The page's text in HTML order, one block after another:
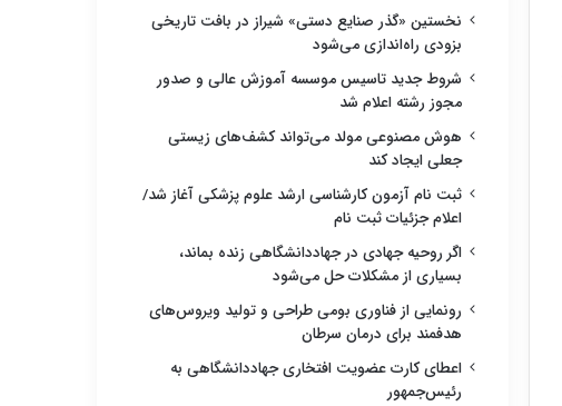
نخستین «گذر صنایع دستی» شیراز در بافت تاریخی
بزودی راه‌اندازی می‌شود
شروط جدید تاسیس موسسه آموزش عالی و صدور
مجوز رشته اعلام شد
هوش مصنوعی مولد می‌تواند کشف‌های زیستی
جعلی ایجاد کند
ثبت نام آزمون کارشناسی ارشد علوم پزشکی آغاز شد/
اعلام جزئیات ثبت نام
اگر روحیه جهادی در جهاددانشگاهی زنده بماند،
بسیاری از مشکلات حل می‌شود
رونمایی از فناوری بومی طراحی و تولید ویروس‌های
هدفمند برای درمان سرطان
اعطای کارت عضویت افتخاری جهاددانشگاهی به
رئیس‌جمهور